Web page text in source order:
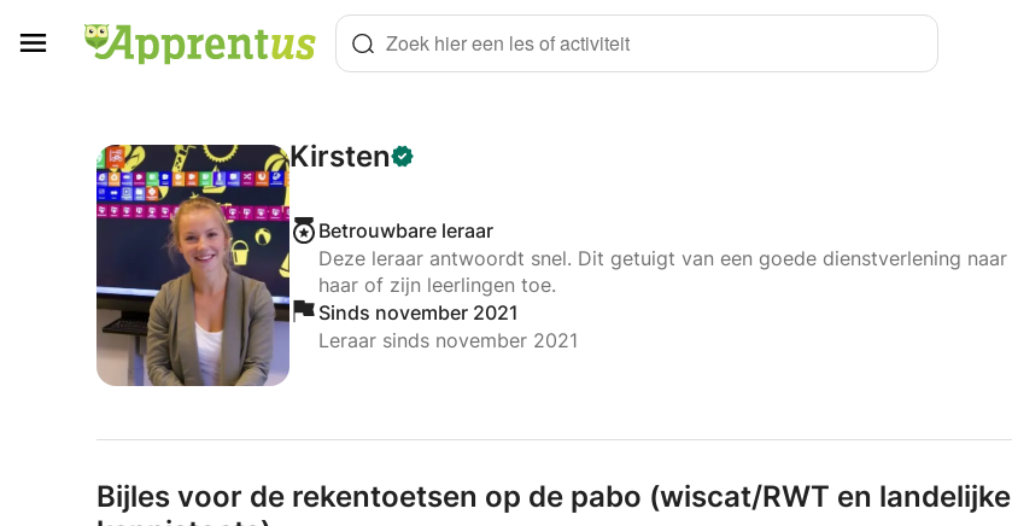
Zoek hier een les of activiteit
Kirsten
Betrouwbare leraar
Deze leraar antwoordt snel. Dit getuigt van een goede dienstverlening naar
haar of zijn leerlingen toe.
Sinds november 2021
Leraar sinds november 2021
Bijles voor de rekentoetsen op de pabo (wiscat/RWT en landelijke